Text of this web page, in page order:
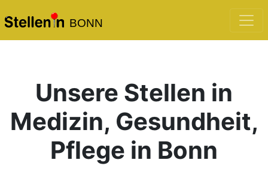
BONN
Unsere Stellen in
Medizin, Gesundheit,
Pflege in Bonn